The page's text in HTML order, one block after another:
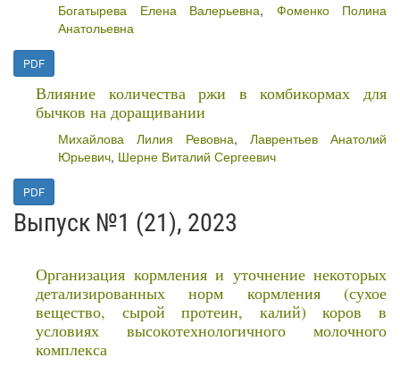
Богатырева Елена Валерьевна, Фоменко Полина
Анатольевна
PDF
Влияние количества ржи в комбикормах для
бычков на доращивании
Михайлова Лилия Ревовна, Лаврентьев Анатолий
Юрьевич, Шерне Виталий Сергеевич
PDF
Выпуск №1 (21), 2023
Организация кормления и уточнение некоторых
детализированных норм кормления (сухое
вещество, сырой протеин, калий) коров в
условиях высокотехнологичного молочного
комплекса